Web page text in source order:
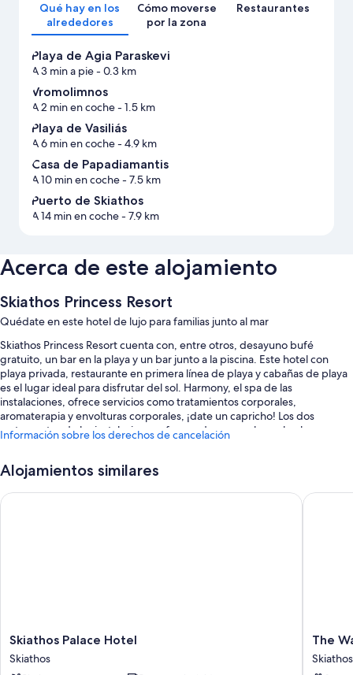
Qué hay en los
alrededores
Cómo moverse
por la zona
Restaurantes
Playa de Agia Paraskevi
A 3 min a pie- 0.3 km
Vromolimnos
A 2 min en coche- 1.5 km
Playa de Vasiliás
A 6 min en coche- 4.9 km
Casa de Papadiamantis
A 10 min en coche- 7.5 km
Puerto de Skiathos
A 14 min en coche- 7.9 km
Acerca de este alojamiento
Skiathos Princess Resort
Quédate en este hotel de lujo para familias junto al mar
Skiathos Princess Resort cuenta con, entre otros, desayuno bufé
gratuito, un bar en la playa y un bar junto a la piscina. Este hotel con
playa privada, restaurante en primera línea de playa y cabañas de playa
es el lugar ideal para disfrutar del sol. Harmony, el spa de las
instalaciones, ofrece servicios como tratamientos corporales,
aromaterapia y envolturas corporales, ¡date un capricho! Los dos
restaurantes de las instalaciones ofrecen desayuno, brunch, almuerzo y
esquí acuático y paseos en lancha motora. Conéctate al wifi gratuito de
jardín.
Servicio de registro de entrada exprés, actividades infantiles
supervisadas (de pago) y servicios de conserjería
Información sobre los derechos de cancelación
Alojamientos similares
Skiathos
Palace
Hotel
Skiathos Palace Hotel
Skiathos
Skiathos Palace Hotel
The
Water
Suites
The
Skiathos
The